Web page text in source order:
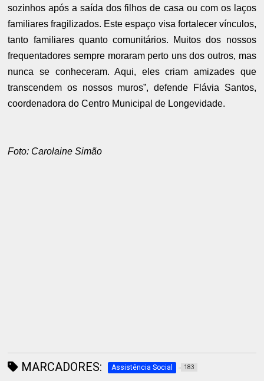
sozinhos após a saída dos filhos de casa ou com os laços
familiares fragilizados. Este espaço visa fortalecer vínculos,
tanto familiares quanto comunitários. Muitos dos nossos
frequentadores sempre moraram perto uns dos outros, mas
nunca se conheceram. Aqui, eles criam amizades que
transcendem os nossos muros”, defende Flávia Santos,
coordenadora do Centro Municipal de Longevidade.
Foto: Carolaine Simão
MARCADORES: Assistência Social 183